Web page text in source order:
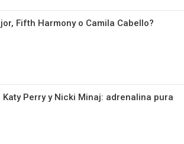
Fifth Harmony o Camila Cabello?
Perry y Nicki Minaj: adrenalina pura